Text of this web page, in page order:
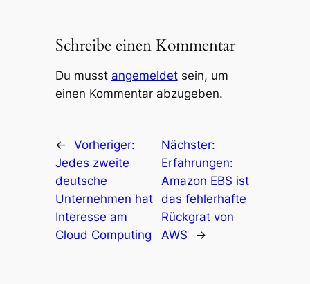
Schreibe einen Kommentar
Du musst angemeldetsein, um
einen Kommentar abzugeben.
← Vorheriger:
Jedes zweite
deutsche
Unternehmen hat
Interesse am
Cloud Computing
Nächster:
Erfahrungen:
Amazon EBS ist
das fehlerhafte
Rückgrat von
AWS
→